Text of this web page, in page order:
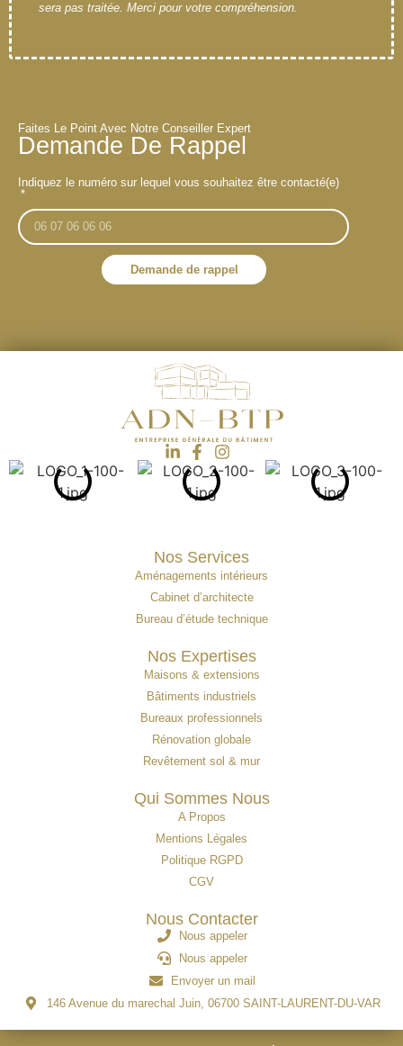
sera pas traitée. Merci pour votre compréhension.
Faites Le Point Avec Notre Conseiller Expert
Demande De Rappel
Indiquez le numéro sur lequel vous souhaitez être contacté(e)
Demande de rappel
Nos Services
Aménagements intérieurs
Cabinet d’architecte
Bureau d’étude technique
Nos Expertises
Maisons & extensions
Bâtiments industriels
Bureaux professionnels
Rénovation globale
Revêtement sol & mur
Qui Sommes Nous
A Propos
Mentions Légales
Politique RGPD
CGV
Nous Contacter
Nous appeler
Nous appeler
Envoyer un mail
146 Avenue du marechal Juin, 06700 SAINT-LAURENT-DU-VAR